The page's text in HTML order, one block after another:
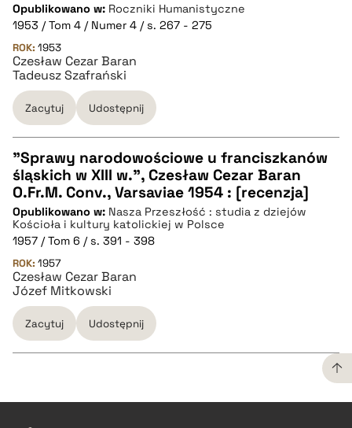
Opublikowano w: Roczniki Humanistyczne
1953 / Tom 4 / Numer 4 / s. 267 - 275
ROK: 1953
Czesław Cezar Baran
Tadeusz Szafrański
Zacytuj Udostępnij
CZYSTY TEKST
pobierz cytat
BIBTEX
pobierz cytat
"Sprawy narodowościowe u franciszkanów
śląskich w XIII w.", Czesław Cezar Baran
O.Fr.M. Conv., Varsaviae 1954 : [recenzja]
Opublikowano w: Nasza Przeszłość : studia z dziejów
Kościoła i kultury katolickiej w Polsce
1957 / Tom 6 / s. 391 - 398
ROK: 1957
Czesław Cezar Baran
Józef Mitkowski
Zacytuj Udostępnij
CZYSTY TEKST